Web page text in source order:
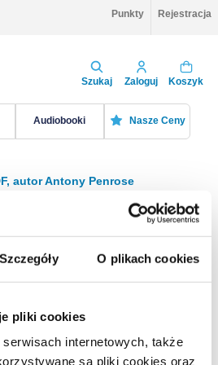
Szczegóły O plikach cookies
pliki cookies
internetowych, także
są pliki cookies oraz
Punkty Rejestracja
Szukaj Zaloguj Koszyk
Audiobooki Nasze Ceny
autor Antony Penrose
Sortuj
Na stronie